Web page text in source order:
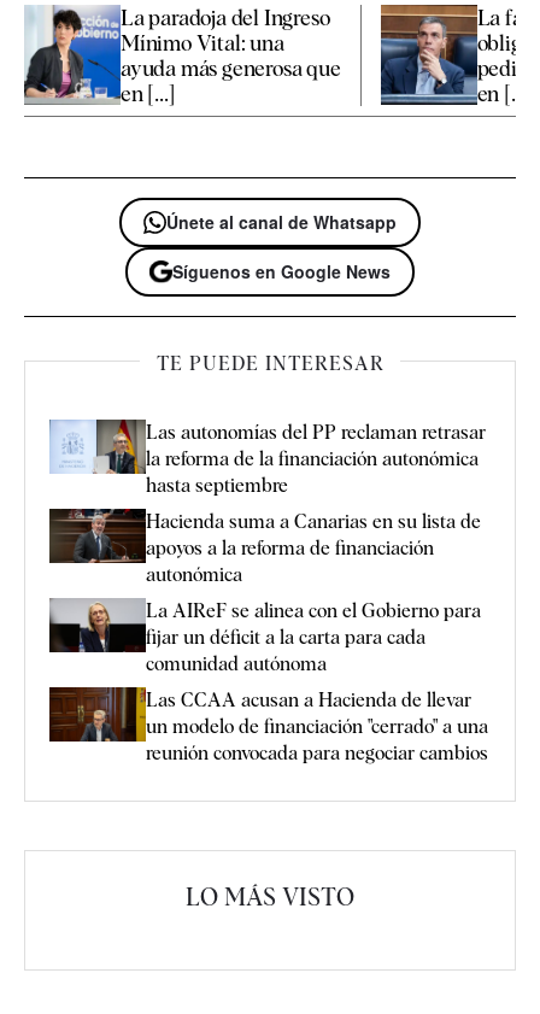
La paradoja del Ingreso
Mínimo Vital: una
ayuda más generosa que
en [...]
La
obliga
pedir
en [...]
Únete al canal de Whatsapp
Síguenos en Google News
TE PUEDE INTERESAR
Las autonomías del PP reclaman retrasar
la reforma de la financiación autonómica
hasta septiembre
Hacienda suma a Canarias en su lista de
apoyos a la reforma de financiación
autonómica
La AIReF se alinea con el Gobierno para
fijar un déficit a la carta para cada
comunidad autónoma
Las CCAA acusan a Hacienda de llevar
un modelo de financiación "cerrado" a una
reunión convocada para negociar cambios
LO MÁS VISTO